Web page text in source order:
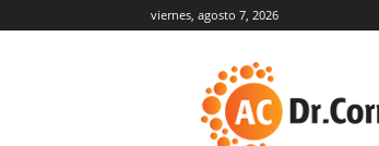
viernes, agosto 7, 2026